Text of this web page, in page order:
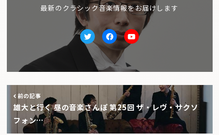
最新のクラシック音楽情報をお届けします
TwitterfacebookYoutube
前の記事
雄大と行く 昼の音楽さんぽ 第25回 ザ・レヴ・サクソ
フォン…